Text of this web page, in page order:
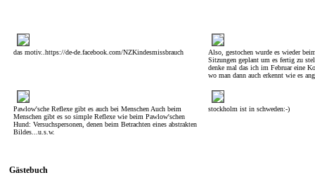
das motiv..https://de-de.facebook.com/NZKindesmissbrauch
Also, gestochen wurde es wieder
Sitzungen geplant um es fertig zu
denke mal das ich im Februar eine
wo man dann auch erkennt wie es
Pawlow'sche Reflexe gibt es auch bei Menschen Auch beim
Menschen gibt es so simple Reflexe wie beim Pawlow'schen
Hund: Versuchspersonen, denen beim Betrachten eines abstrakten
Bildes...u.s.w.
stockholm ist in schweden:-)
Gästebuch